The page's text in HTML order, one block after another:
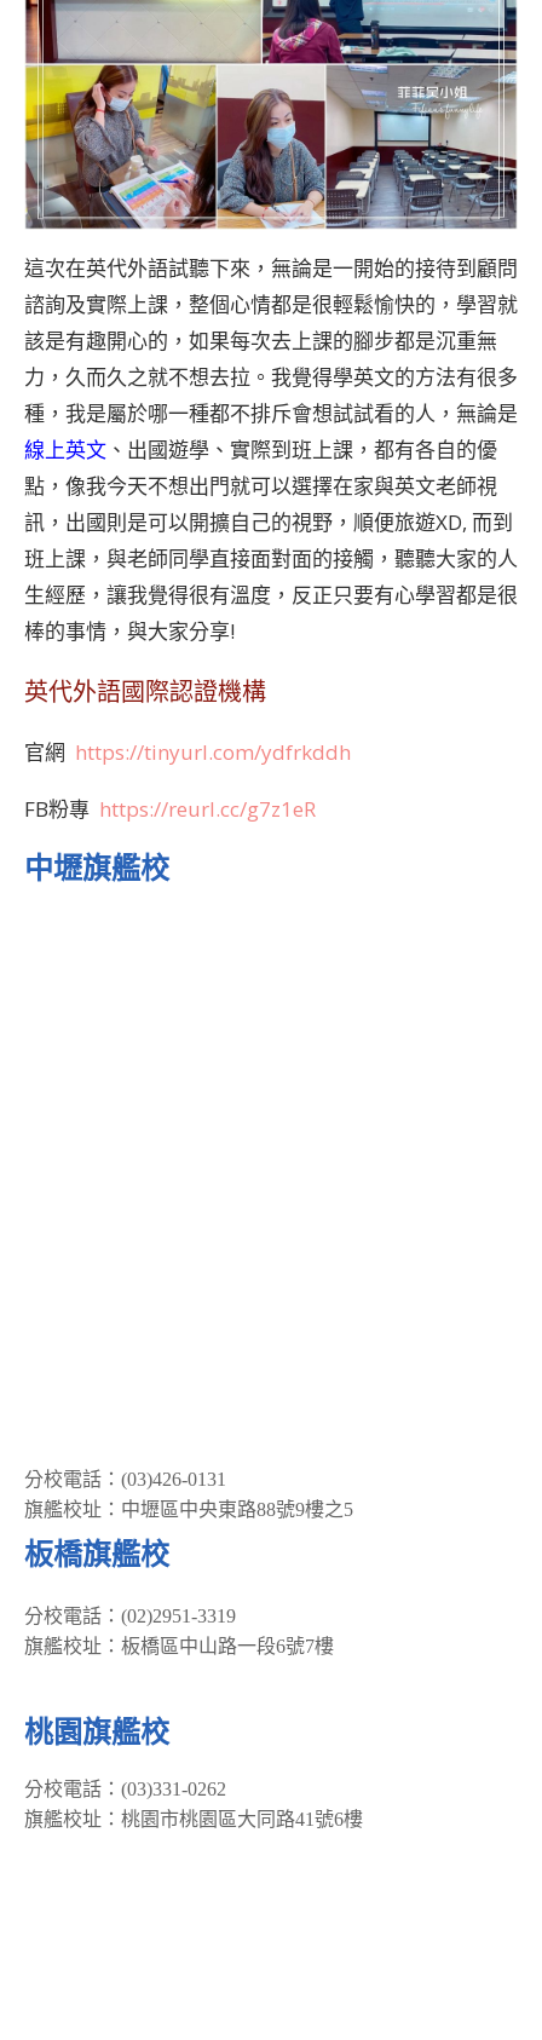
這次在英代外語試聽下來，無論是一開始的接待到顧問
諮詢及實際上課，整個心情都是很輕鬆愉快的，學習就
該是有趣開心的，如果每次去上課的腳步都是沉重無
力，久而久之就不想去拉。我覺得學英文的方法有很多
種，我是屬於哪一種都不排斥會想試試看的人，無論是
線上英文 、出國遊學、實際到班上課，都有各自的優
點，像我今天不想出門就可以選擇在家與英文老師視
訊，出國則是可以開擴自己的視野，順便旅遊XD, 而到
班上課，與老師同學直接面對面的接觸，聽聽大家的人
生經歷，讓我覺得很有溫度，反正只要有心學習都是很
棒的事情，與大家分享!
英代外語國際認證機構
官網 https://tinyurl.com/ydfrkddh
FB粉專 https://reurl.cc/g7z1eR
中壢旗艦校
分校電話：(03)426-0131
旗艦校址：中壢區中央東路88號9樓之5
板橋旗艦校
分校電話：(02)2951-3319
旗艦校址：板橋區中山路一段6號7樓
桃園旗艦校
分校電話：(03)331-0262
旗艦校址：桃園市桃園區大同路41號6樓